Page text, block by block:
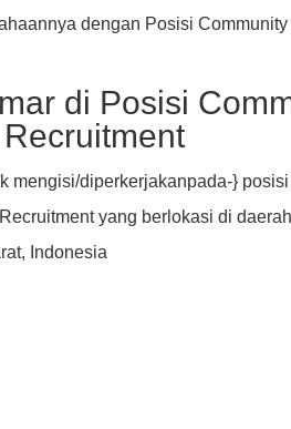
dengan Posisi Community
di Posisi
mengisi/diperkerjakanpada-}
yang berlokasi di
Indonesia